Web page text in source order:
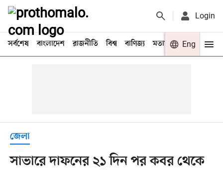
Login
সর্বশেষ বাংলাদেশ রাজনীতি বিশ্ব বাণিজ্য মতামত খেলা
Eng
জেলা
সাভারে দাফনের ২১ দিন পর কবর থেকে